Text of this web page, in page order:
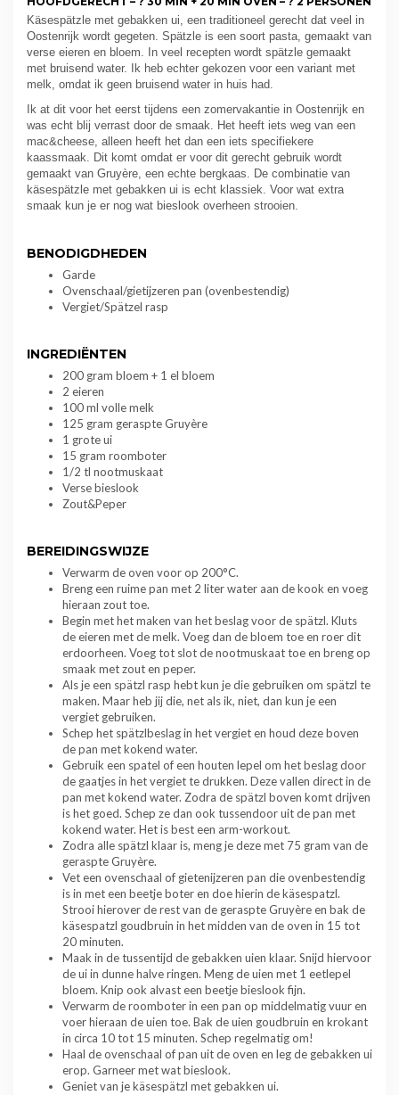
Käsespätzle met gebakken ui, een traditioneel gerecht dat veel in
Oostenrijk wordt gegeten. Spätzle is een soort pasta, gemaakt van
verse eieren en bloem. In veel recepten wordt spätzle gemaakt
met bruisend water. Ik heb echter gekozen voor een variant met
melk, omdat ik geen bruisend water in huis had.
Ik at dit voor het eerst tijdens een zomervakantie in Oostenrijk en
was echt blij verrast door de smaak. Het heeft iets weg van een
mac&cheese, alleen heeft het dan een iets specifiekere
kaassmaak. Dit komt omdat er voor dit gerecht gebruik wordt
gemaakt van Gruyère, een echte bergkaas. De combinatie van
käsespätzle met gebakken ui is echt klassiek. Voor wat extra
smaak kun je er nog wat bieslook overheen strooien.
BENODIGDHEDEN
Garde
Ovenschaal/gietijzeren pan (ovenbestendig)
Vergiet/Spätzel rasp
INGREDIËNTEN
200 gram bloem + 1 el bloem
2 eieren
100 ml volle melk
125 gram geraspte Gruyère
1 grote ui
15 gram roomboter
1/2 tl nootmuskaat
Verse bieslook
Zout&Peper
BEREIDINGSWIJZE
Verwarm de oven voor op 200°C.
Breng een ruime pan met 2 liter water aan de kook en voeg
hieraan zout toe.
Begin met het maken van het beslag voor de spätzl. Kluts
de eieren met de melk. Voeg dan de bloem toe en roer dit
erdoorheen. Voeg tot slot de nootmuskaat toe en breng op
smaak met zout en peper.
Als je een spätzl rasp hebt kun je die gebruiken om spätzl te
maken. Maar heb jij die, net als ik, niet, dan kun je een
vergiet gebruiken.
Schep het spätzlbeslag in het vergiet en houd deze boven
de pan met kokend water.
Gebruik een spatel of een houten lepel om het beslag door
de gaatjes in het vergiet te drukken. Deze vallen direct in de
pan met kokend water. Zodra de spätzl boven komt drijven
is het goed. Schep ze dan ook tussendoor uit de pan met
kokend water. Het is best een arm-workout.
Zodra alle spätzl klaar is, meng je deze met 75 gram van de
geraspte Gruyère.
Vet een ovenschaal of gietenijzeren pan die ovenbestendig
is in met een beetje boter en doe hierin de käsespatzl.
Strooi hierover de rest van de geraspte Gruyère en bak de
käsespatzl goudbruin in het midden van de oven in 15 tot
20 minuten.
Maak in de tussentijd de gebakken uien klaar. Snijd hiervoor
de ui in dunne halve ringen. Meng de uien met 1 eetlepel
bloem. Knip ook alvast een beetje bieslook fijn.
Verwarm de roomboter in een pan op middelmatig vuur en
voer hieraan de uien toe. Bak de uien goudbruin en krokant
in circa 10 tot 15 minuten. Schep regelmatig om!
Haal de ovenschaal of pan uit de oven en leg de gebakken ui
erop. Garneer met wat bieslook.
Geniet van je käsespätzl met gebakken ui.